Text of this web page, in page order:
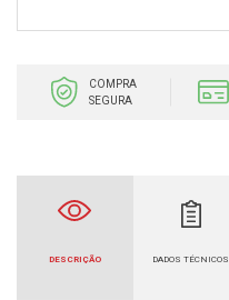
COMPRA
SEGURA
DESCRIÇÃO DADOS TÉCNICOS